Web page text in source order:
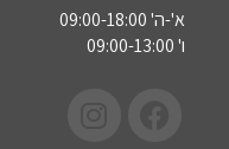
א'-ה' 09:00-18:00
ו' 09:00-13:00